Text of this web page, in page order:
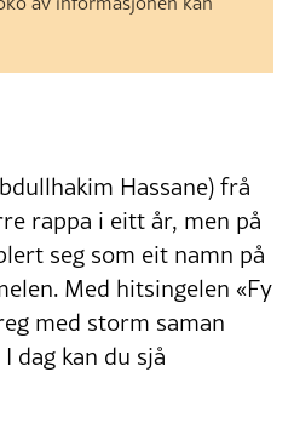
Hassane) frå
rappa i eitt år, men på
seg som eit namn på
Med hitsingelen «Fy
med storm saman
dag kan du sjå